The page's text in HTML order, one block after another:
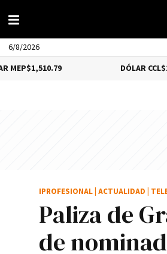
6/8/2026
$1,559.41
Paliza de
de
IPROFESIONAL ACTUALIDAD